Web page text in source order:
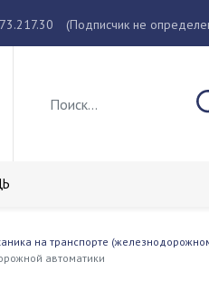
(Подписчик не
на транспорте
автоматики